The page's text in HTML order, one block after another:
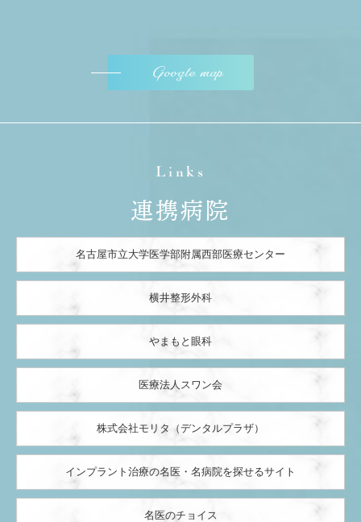
Google map
Links
連携病院
名古屋市立大学医学部附属西部医療センター
横井整形外科
やまもと眼科
医療法人スワン会
株式会社モリタ（デンタルプラザ）
インプラント治療の名医・名病院を探せるサイト
名医のチョイス